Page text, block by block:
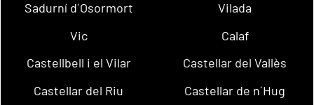
Sadurní d´Osormort
Vilada
Vic
Calaf
Castellbell i el Vilar
Castellar del Vallès
Castellar del Riu
Castellar de n´Hug